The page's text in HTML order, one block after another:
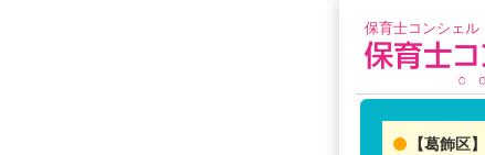
保育士コンシェ
【葛飾区